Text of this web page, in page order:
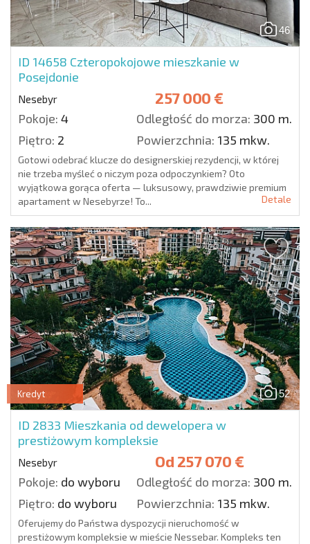
46
ID 14658 Czteropokojowe mieszkanie w
Posejdonie
Nesebyr 257 000 €
Pokoje: 4 Odległość do morza: 300 m.
Piętro: 2 Powierzchnia: 135 mkw.
Gotowi odebrać klucze do designerskiej rezydencji, w której
nie trzeba myśleć o niczym poza odpoczynkiem? Oto
wyjątkowa gorąca oferta — luksusowy, prawdziwie premium
apartament w Nesebyrze! To...
Detale
52
Kredyt
ID 2833 Mieszkania od dewelopera w
prestiżowym kompleksie
Nesebyr Od 257 070 €
Pokoje: do wyboru Odległość do morza: 300 m.
Piętro: do wyboru Powierzchnia: 135 mkw.
Oferujemy do Państwa dyspozycji nieruchomość w
prestiżowym kompleksie w mieście Nessebar. Kompleks ten